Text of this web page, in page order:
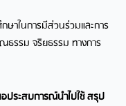
าในการมีส่วนร่วมและการ
ธรรม จริยธรรม ทางการ
ประสบการณ์นำไปใช้ สรุป